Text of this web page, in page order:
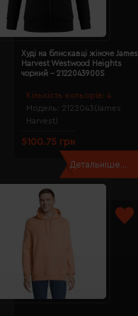
Кількість кольорів: 4
Модель: 2122043(James
Harvest)
Худі на блискавці жіноче James
Harvest Westwood Heights
чорний - 2122043900S
5100.75 грн
Детальніше...